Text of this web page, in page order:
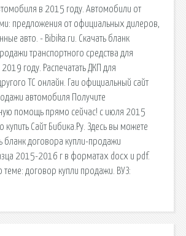
в 2015 году. Автомобили от
предложения от официальных дилеров,
авто. - Bibika.ru. Скачать бланк
транспортного средства для
году. Распечатать ДКП для
ТС онлайн. Гаи официальный сайт
автомобиля Получите
помощь прямо сейчас! с июля 2015
Сайт Бибика.Ру. Здесь вы можете
бланк договора купли-продажи
2015-2016 г в форматах docх и pdf.
теме: договор купли продажи. ВУЗ: